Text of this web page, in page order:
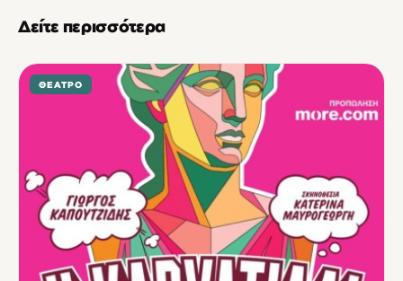
Δείτε περισσότερα
ΘΈΑΤΡΟ